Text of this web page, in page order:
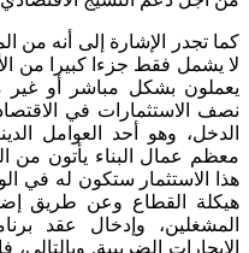
كما تجدر الإشارة إلى أنه من
لا يشمل فقط جزءا كبيرا من
يعملون بشكل مباشر أو غير
نصف الاستثمارات في
الدخل، وهو أحد العوامل
معظم عمال البناء يأتون من
هذا الاستثمار ستكون له في
هيكلة القطاع وعن طريق
المشغلين، وإدخال عقد
الإيجارات الضريبية.